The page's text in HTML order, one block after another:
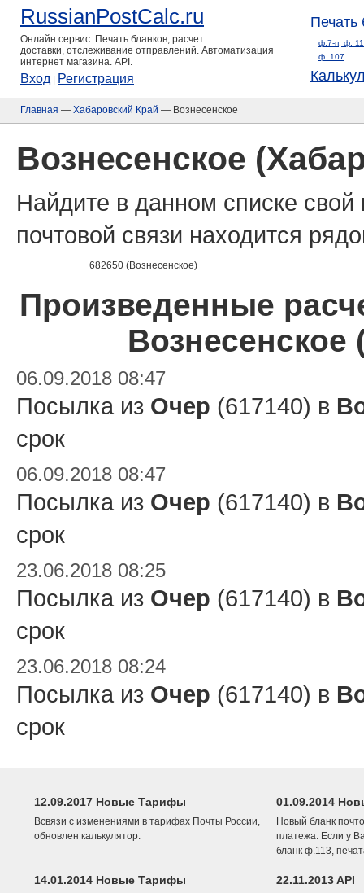
RussianPostCalc.ru
Онлайн сервис. Печать бланков, расчет
доставки, отслеживание отправлений. Автоматизация
интернет магазина. API.
Вход Регистрация
Печать
ф.7-п, ф.
ф. 107
Главная — Хабаровский Край — Вознесенское
Вознесенское
Найдите в данном списке
почтовой связи находится
682650 (Вознесенское)
Произведенные
Вознесенское
06.09.2018 08:47
Посылка из Очер (617140) в
срок
06.09.2018 08:47
Посылка из Очер (617140) в
срок
23.06.2018 08:25
Посылка из Очер (617140) в
срок
23.06.2018 08:24
Посылка из Очер (617140) в
срок
12.09.2017 Новые Тарифы
Всвязи с изменениями в тарифах Почты России,
обновлен калькулятор.
01.09.2014
Новый бланк
платежа. Если у
бланк ф.113,
14.01.2014 Новые Тарифы 22.11.2013 API